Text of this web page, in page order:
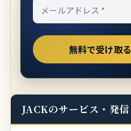
JACKのサービス・発信